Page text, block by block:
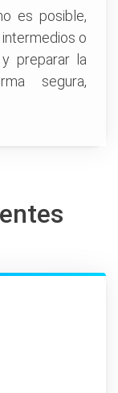
es posible,
o
preparar la
segura,